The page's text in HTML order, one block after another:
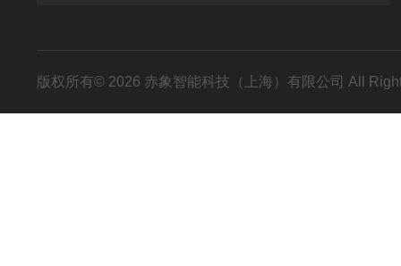
版权所有© 2026 赤象智能科技（上海）有限公司 All